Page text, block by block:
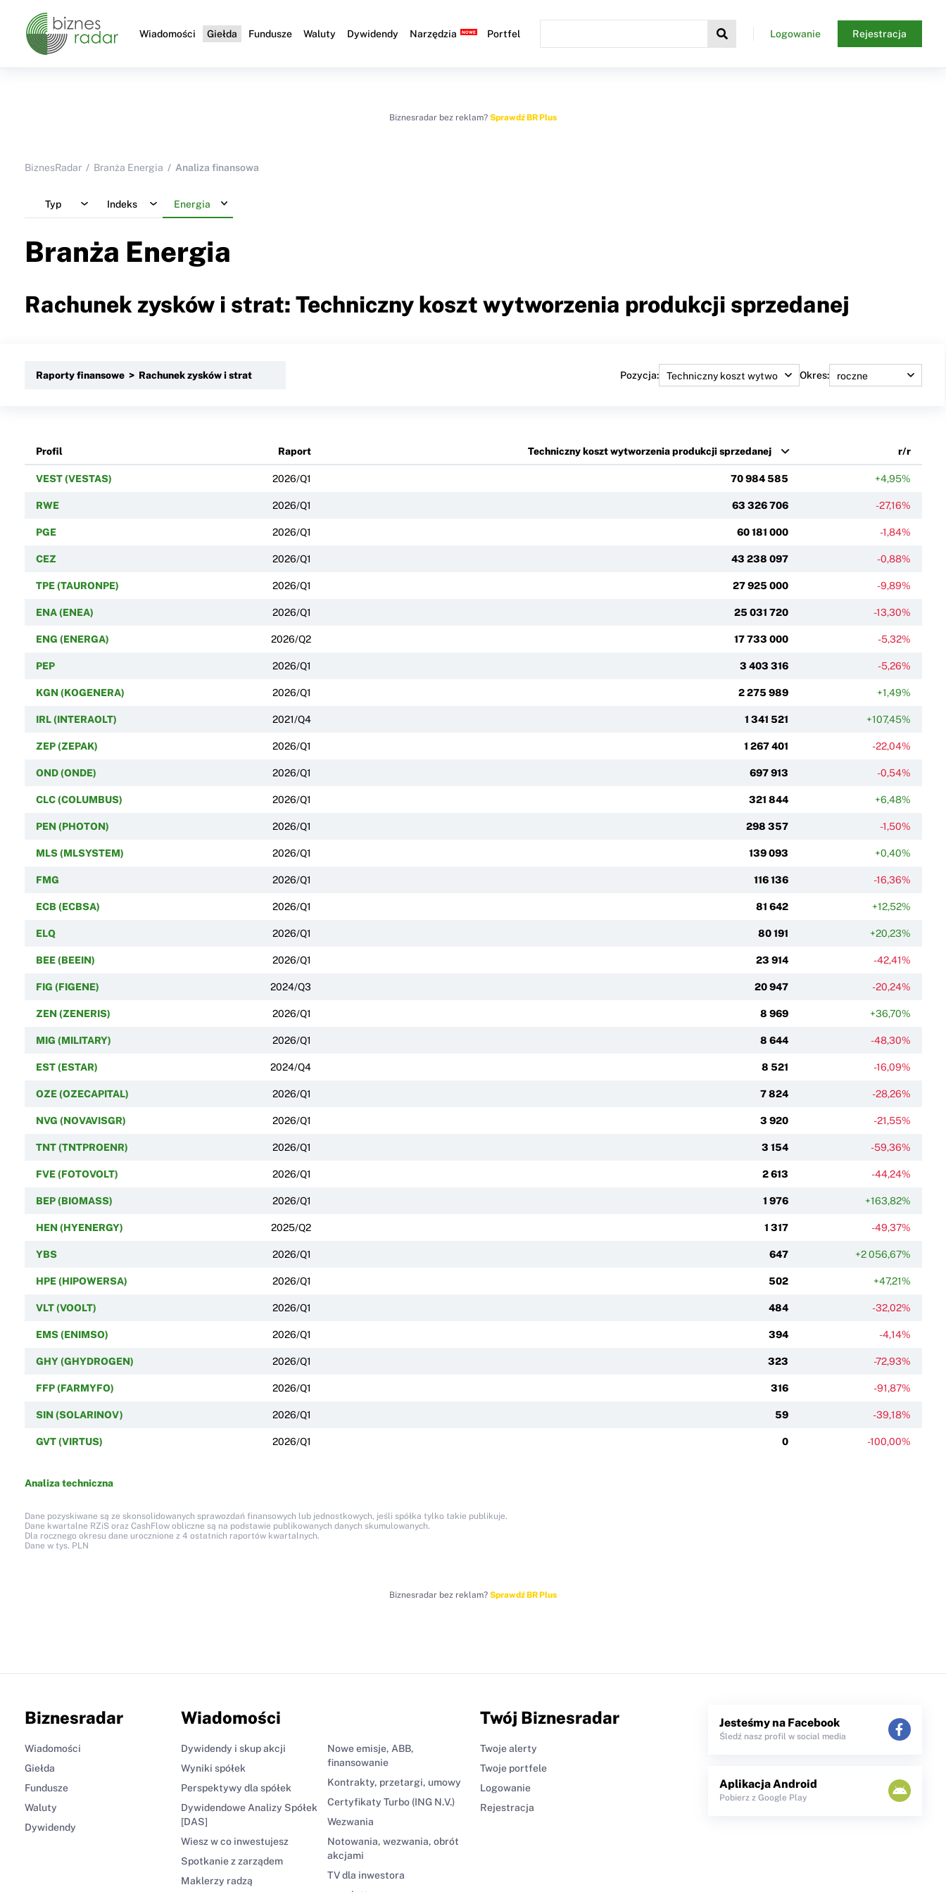
Wiadomości Giełda Fundusze Waluty Dywidendy Narzędzia Portfel Logowanie Rejestracja
Biznesradar bez reklam? Sprawdź BR Plus
BiznesRadar Branża Energia Analiza finansowa
Typ Indeks Energia
Branża Energia
Rachunek zysków i strat: Techniczny koszt wytworzenia produkcji sprzedanej
Raporty finansowe > Rachunek zysków i strat Pozycja: Okres:
Profil Raport Techniczny koszt wytworzenia produkcji sprzedanej r/r
VEST (VESTAS) 2026/Q1 70 984 585 +4,95%
RWE 2026/Q1 63 326 706 -27,16%
PGE 2026/Q1 60 181 000 -1,84%
CEZ 2026/Q1 43 238 097 -0,88%
TPE (TAURONPE) 2026/Q1 27 925 000 -9,89%
ENA (ENEA) 2026/Q1 25 031 720 -13,30%
ENG (ENERGA) 2026/Q2 17 733 000 -5,32%
PEP 2026/Q1 3 403 316 -5,26%
KGN (KOGENERA) 2026/Q1 2 275 989 +1,49%
IRL (INTERAOLT) 2021/Q4 1 341 521 +107,45%
ZEP (ZEPAK) 2026/Q1 1 267 401 -22,04%
OND (ONDE) 2026/Q1 697 913 -0,54%
CLC (COLUMBUS) 2026/Q1 321 844 +6,48%
PEN (PHOTON) 2026/Q1 298 357 -1,50%
MLS (MLSYSTEM) 2026/Q1 139 093 +0,40%
FMG 2026/Q1 116 136 -16,36%
ECB (ECBSA) 2026/Q1 81 642 +12,52%
ELQ 2026/Q1 80 191 +20,23%
BEE (BEEIN) 2026/Q1 23 914 -42,41%
FIG (FIGENE) 2024/Q3 20 947 -20,24%
ZEN (ZENERIS) 2026/Q1 8 969 +36,70%
MIG (MILITARY) 2026/Q1 8 644 -48,30%
EST (ESTAR) 2024/Q4 8 521 -16,09%
OZE (OZECAPITAL) 2026/Q1 7 824 -28,26%
NVG (NOVAVISGR) 2026/Q1 3 920 -21,55%
TNT (TNTPROENR) 2026/Q1 3 154 -59,36%
FVE (FOTOVOLT) 2026/Q1 2 613 -44,24%
BEP (BIOMASS) 2026/Q1 1 976 +163,82%
HEN (HYENERGY) 2025/Q2 1 317 -49,37%
YBS 2026/Q1 647 +2 056,67%
HPE (HIPOWERSA) 2026/Q1 502 +47,21%
VLT (VOOLT) 2026/Q1 484 -32,02%
EMS (ENIMSO) 2026/Q1 394 -4,14%
GHY (GHYDROGEN) 2026/Q1 323 -72,93%
FFP (FARMYFO) 2026/Q1 316 -91,87%
SIN (SOLARINOV) 2026/Q1 59 -39,18%
GVT (VIRTUS) 2026/Q1 0 -100,00%
Analiza techniczna
Dane pozyskiwane są ze skonsolidowanych sprawozdań finansowych lub jednostkowych, jeśli spółka tylko takie publikuje.
Dane kwartalne RZiS oraz CashFlow obliczne są na podstawie publikowanych danych skumulowanych.
Dla rocznego okresu dane urocznione z 4 ostatnich raportów kwartalnych.
Dane w tys. PLN
Biznesradar bez reklam? Sprawdź BR Plus
Biznesradar
Wiadomości
Giełda
Fundusze
Waluty
Dywidendy
Wiadomości
Dywidendy i skup akcji
Wyniki spółek
Perspektywy dla spółek
Dywidendowe Analizy Spółek
[DAS]
Wiesz w co inwestujesz
Spotkanie z zarządem
Maklerzy radzą
Nowe emisje, ABB,
finansowanie
Kontrakty, przetargi, umowy
Certyfikaty Turbo (ING N.V.)
Wezwania
Notowania, wezwania, obrót
akcjami
TV dla inwestora
Twój Biznesradar
Twoje alerty
Twoje portfele
Logowanie
Rejestracja
Jesteśmy na Facebook
Śledź nasz profil w social media
Aplikacja Android
Pobierz z Google Play